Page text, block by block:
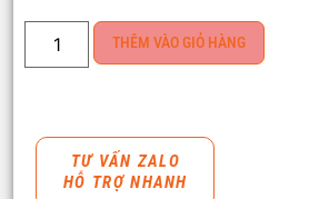
THÊM VÀO GIỎ HÀNG
TƯ VẤN ZALO
HỖ TRỢ NHANH